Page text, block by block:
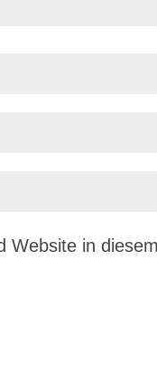
Website in